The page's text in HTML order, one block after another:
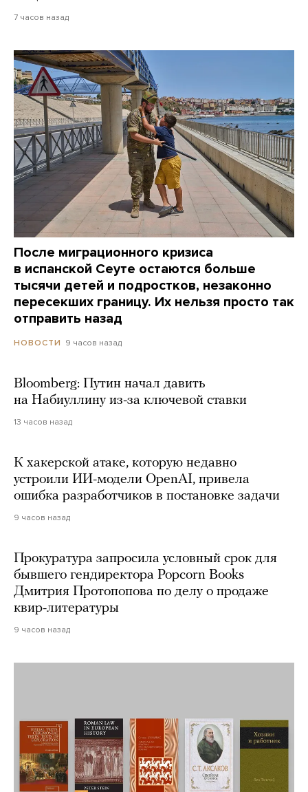
7 часов назад
После миграционного кризиса
в испанской Сеуте остаются больше
тысячи детей и подростков, незаконно
пересекших границу. Их нельзя просто так
отправить назад
НОВОСТИ 9 часов назад
Bloomberg: Путин начал давить
на Набиуллину из-за ключевой ставки
13 часов назад
К хакерской атаке, которую недавно
устроили ИИ-модели OpenAI, привела
ошибка разработчиков в постановке задачи
9 часов назад
Прокуратура запросила условный срок для
бывшего гендиректора Popcorn Books
Дмитрия Протопопова по делу о продаже
квир-литературы
9 часов назад